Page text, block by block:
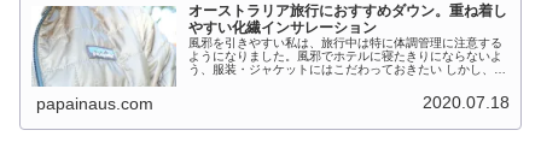
オーストラリア旅行におすすめダウン。重ね着し
やすい化繊インサレーション
風邪を引きやすい私は、旅行中は特に体調管理に注意する
ようになりました。風邪でホテルに寝たきりにならないよ
う、服装・ジャケットにはこだわっておきたい しかし、オ
比較的温かいが、日中の気温差が激しく、早朝夕方は結構
寒い。そのため、軽装で行くと風邪を引きがち ホテル内に
papainaus.com 2020.07.18